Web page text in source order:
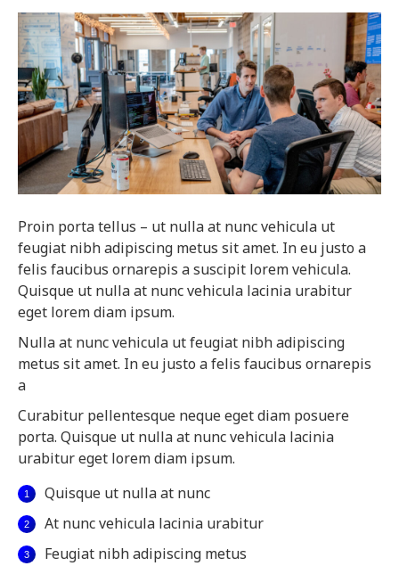
Proin porta tellus – ut nulla at nunc vehicula ut
feugiat nibh adipiscing metus sit amet. In eu justo a
felis faucibus ornarepis a suscipit lorem vehicula.
Quisque ut nulla at nunc vehicula lacinia urabitur
eget lorem diam ipsum.
Nulla at nunc vehicula ut feugiat nibh adipiscing
metus sit amet. In eu justo a felis faucibus ornarepis
a
Curabitur pellentesque neque eget diam posuere
porta. Quisque ut nulla at nunc vehicula lacinia
urabitur eget lorem diam ipsum.
Quisque ut nulla at nunc
At nunc vehicula lacinia urabitur
Feugiat nibh adipiscing metus